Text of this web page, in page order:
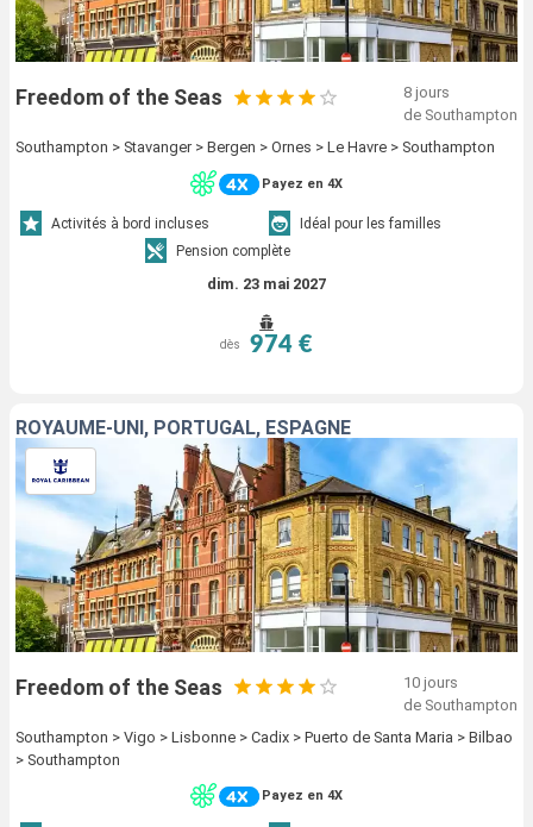
Freedom of the Seas
8 jours
de Southampton
Southampton > Stavanger > Bergen > Ornes > Le Havre > Southampton
Payez en 4X
Activités à bord incluses
Idéal pour les familles
Pension complète
dim. 23 mai 2027
dès 974 €
ROYAUME-UNI, PORTUGAL, ESPAGNE
Freedom of the Seas
10 jours
de Southampton
Southampton > Vigo > Lisbonne > Cadix > Puerto de Santa Maria > Bilbao
> Southampton
Payez en 4X